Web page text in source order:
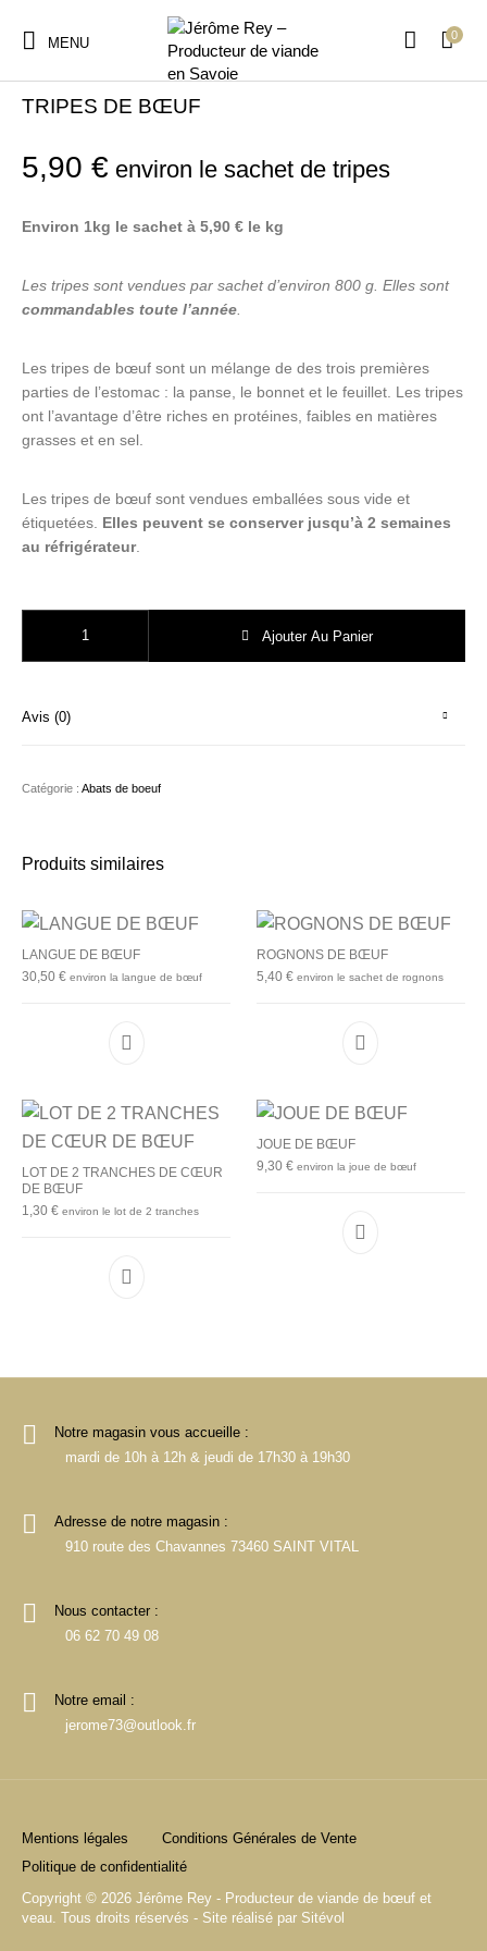
MENU
0
Abats de boeuf
TRIPES DE BŒUF
5,90€ environ le sachet de tripes
Environ 1kg le sachet à 5,90 € le kg
Les tripes sont vendues par sachet d’environ 800 g. Elles sont
commandables toute l’année
Les tripes de bœuf sont un mélange de des trois premières
parties de l’estomac : la panse, le bonnet et le feuillet. Les tripes
ont l’avantage d’être riches en protéines, faibles en matières
grasses et en sel.
Les tripes de bœuf sont vendues emballées sous vide et
étiquetées. Elles peuvent se conserver jusqu’à 2 semaines
au réfrigérateur.
Ajouter Au Panier
Avis (0)
Catégorie :Abats de boeuf
Produits similaires
LANGUE DE BŒUF
30,50€ environ la langue de bœuf
ROGNONS DE BŒUF
5,40 € environ le sachet de rognons
LOT DE 2 TRANCHES DE CŒUR
DE BŒUF
1,30€ environ le lot de 2 tranches
JOUE DE BŒUF
9,30 € environ la joue de bœuf
Notre magasin vous accueille :
mardi de 10h à 12h & jeudi de 17h30 à 19h30
Adresse de notre magasin :
910 route des Chavannes 73460 SAINT VITAL
Nous contacter :
06 62 70 49 08
Notre email :
jerome73@outlook.fr
Mentions légales
Conditions Générales de Vente
Politique de confidentialité
Copyright © 2026 Jérôme Rey - Producteur de viande de bœuf et
veau. Tous droits réservés - Site réalisé par Sitévol